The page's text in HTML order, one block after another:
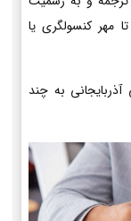
تا مهر کنسولگری یا
به چند